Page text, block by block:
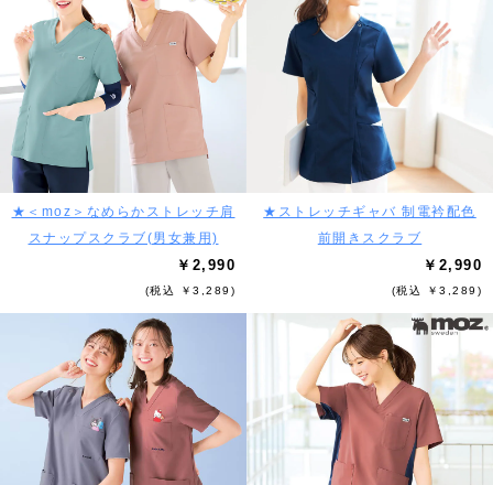
★＜moz＞なめらかストレッチ肩
スナップスクラブ(男女兼用)
￥2,990
(税込 ￥3,289)
★ストレッチギャバ 制電衿配色
前開きスクラブ
￥2,990
(税込 ￥3,289)